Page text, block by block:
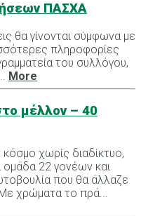
ΠΑΣΧΑ
θα γίνονται σύμφωνα με
πληροφορίες
του συλλόγου,
More
μέλλον – 40
χωρίς διαδίκτυο,
ομάδα 22 γονέων και
που θα άλλαζε
Με χρώματα το πρά...